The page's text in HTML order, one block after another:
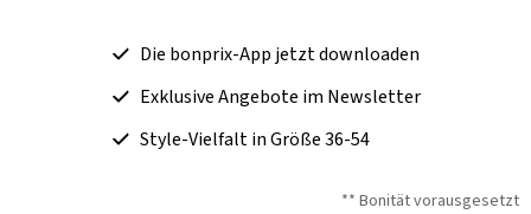
Die bonprix-App jetzt downloaden
Exklusive Angebote im Newsletter
Style-Vielfalt in Größe 36-54
** Bonität vorausgesetzt